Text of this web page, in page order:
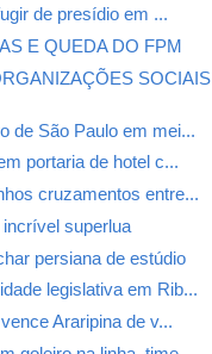
de presídio em ...
E QUEDA DO FPM
de São Paulo em mei...
portaria de hotel c...
cruzamentos entre...
superlua
persiana de estúdio
legislativa em Rib...
Araripina de v...